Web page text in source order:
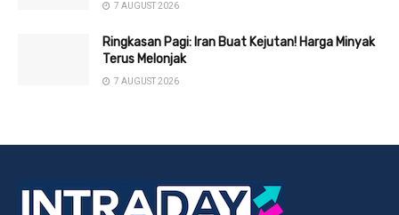
7 AUGUST 2026
Ringkasan Pagi: Iran Buat Kejutan! Harga Minyak
Terus Melonjak
7 AUGUST 2026